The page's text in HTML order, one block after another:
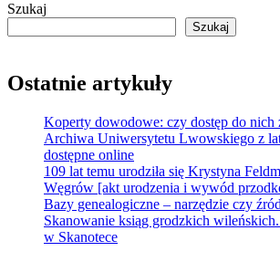
Szukaj
Szukaj
Ostatnie artykuły
Koperty dowodowe: czy dostęp do nich
Archiwa Uniwersytetu Lwowskiego z
dostępne online
109 lat temu urodziła się Krystyna
Węgrów [akt urodzenia i wywód
Bazy genealogiczne – narzędzie czy
Skanowanie ksiąg grodzkich
w Skanotece